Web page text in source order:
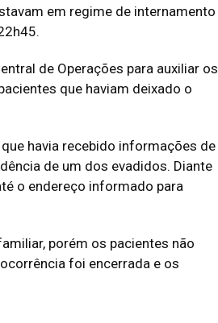
em regime de internamento
de Operações para auxiliar os
que haviam deixado o
havia recebido informações de
de um dos evadidos. Diante
o endereço informado para
porém os pacientes não
foi encerrada e os